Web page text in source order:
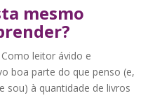
mesmo
leitor ávido e
boa parte do que penso (e,
sou) à quantidade de livros